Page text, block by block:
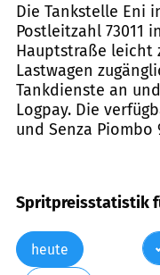
Die Tankstelle Eni
Postleitzahl 73011
Hauptstraße leicht
Lastwagen
Tankdienste an
Logpay. Die
und Senza Piombo
Spritpreisstatistik
heute